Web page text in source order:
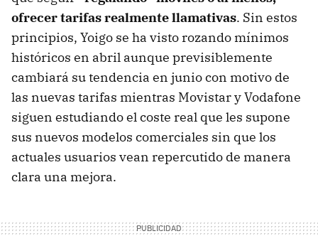
ofrecer tarifas realmente llamativas. Sin estos
principios, Yoigo se ha visto rozando mínimos
históricos en abril aunque previsiblemente
cambiará su tendencia en junio con motivo de
las nuevas tarifas mientras Movistar y Vodafone
siguen estudiando el coste real que les supone
sus nuevos modelos comerciales sin que los
actuales usuarios vean repercutido de manera
clara una mejora.